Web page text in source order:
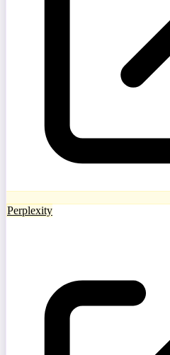
Perplexity